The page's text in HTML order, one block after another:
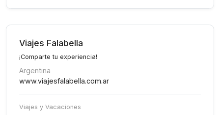
Viajes Falabella
¡Comparte tu experiencia!
Argentina
www.viajesfalabella.com.ar
Viajes y Vacaciones